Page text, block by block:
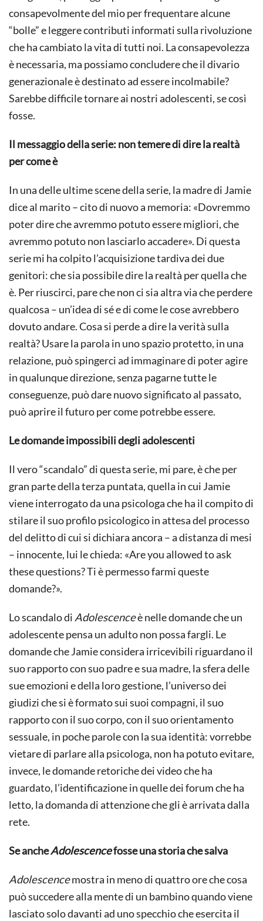
consapevolmente del mio per frequentare alcune
“bolle” e leggere contributi informati sulla rivoluzione
che ha cambiato la vita di tutti noi. La consapevolezza
è necessaria, ma possiamo concludere che il divario
generazionale è destinato ad essere incolmabile?
Sarebbe difficile tornare ai nostri adolescenti, se così
fosse.
Il messaggio della serie: non temere di dire la realtà
per come è
In una delle ultime scene della serie, la madre di Jamie
dice al marito – cito di nuovo a memoria: «Dovremmo
poter dire che avremmo potuto essere migliori, che
avremmo potuto non lasciarlo accadere». Di questa
serie mi ha colpito l’acquisizione tardiva dei due
genitori: che sia possibile dire la realtà per quella che
è. Per riuscirci, pare che non ci sia altra via che perdere
qualcosa – un’idea di sé e di come le cose avrebbero
dovuto andare. Cosa si perde a dire la verità sulla
realtà? Usare la parola in uno spazio protetto, in una
relazione, può spingerci ad immaginare di poter agire
in qualunque direzione, senza pagarne tutte le
conseguenze, può dare nuovo significato al passato,
può aprire il futuro per come potrebbe essere.
Le domande impossibili degli adolescenti
Il vero “scandalo” di questa serie, mi pare, è che per
gran parte della terza puntata, quella in cui Jamie
viene interrogato da una psicologa che ha il compito di
stilare il suo profilo psicologico in attesa del processo
del delitto di cui si dichiara ancora – a distanza di mesi
– innocente, lui le chieda: «Are you allowed to ask
these questions? Ti è permesso farmi queste
domande?».
Lo scandalo di Adolescenceè nelle domande che un
adolescente pensa un adulto non possa fargli. Le
domande che Jamie considera irricevibili riguardano il
suo rapporto con suo padre e sua madre, la sfera delle
sue emozioni e della loro gestione, l’universo dei
giudizi che si è formato sui suoi compagni, il suo
rapporto con il suo corpo, con il suo orientamento
sessuale, in poche parole con la sua identità: vorrebbe
vietare di parlare alla psicologa, non ha potuto evitare,
invece, le domande retoriche dei video che ha
guardato, l’identificazione in quelle dei forum che ha
letto, la domanda di attenzione che gli è arrivata dalla
rete.
Se ancheAdolescencefosse una storia che salva
Adolescencemostra in meno di quattro ore che cosa
può succedere alla mente di un bambino quando viene
lasciato solo davanti ad uno specchio che esercita il